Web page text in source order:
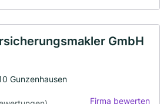
GmbH
Gunzenhausen
Firma bewerten